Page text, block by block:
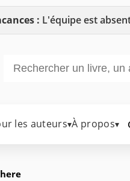
: L'équipe est
les auteurs▾À propos▾